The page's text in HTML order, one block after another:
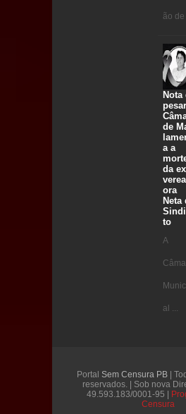
ão de
Nota
de
a a
da
ora
Neta
to
A
al ...
Portal Sem Censura PB |
reservados. | Sob nova
49.593.183/0001-95 |
Censura